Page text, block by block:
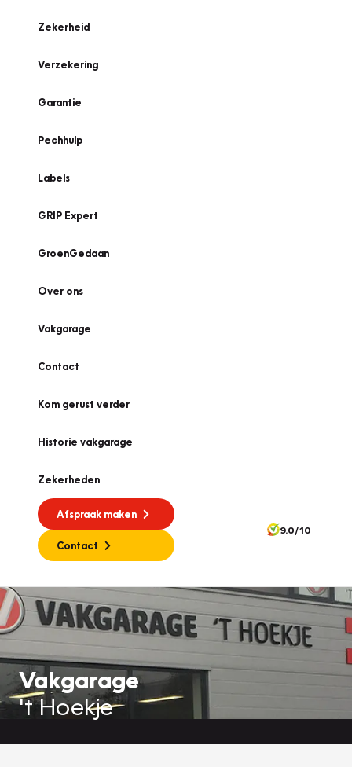
Zekerheid
Verzekering
Garantie
Pechhulp
Labels
GRIP Expert
GroenGedaan
Over ons
Vakgarage
Contact
Kom gerust verder
Historie vakgarage
Zekerheden
Afspraak maken
Contact
9.0/10
Vakgarage
't Hoekje